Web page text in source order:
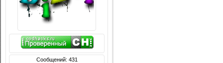
Сообщений: 431